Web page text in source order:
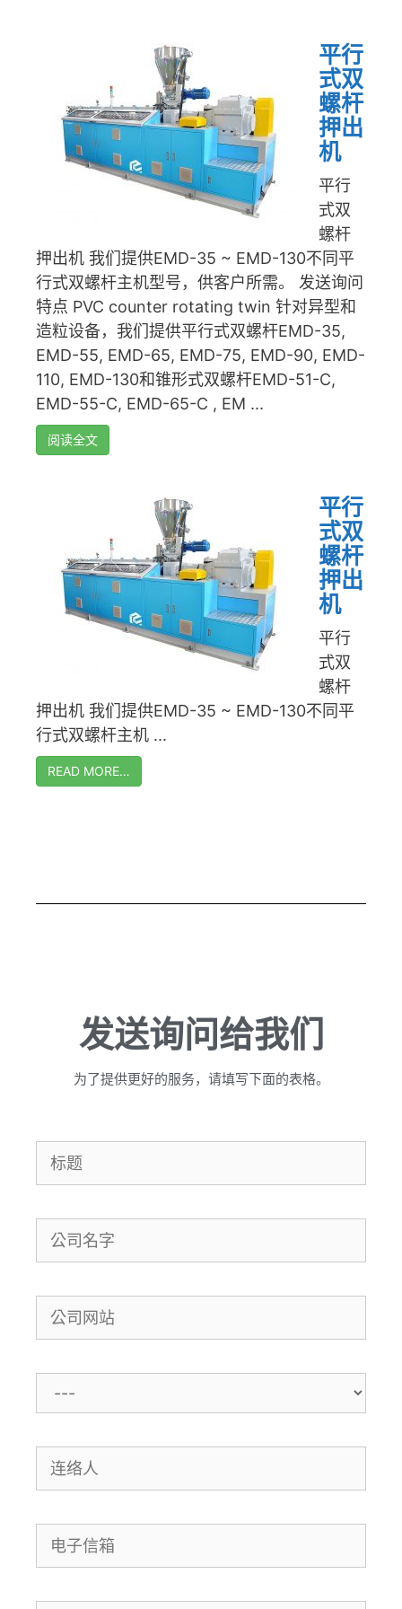
平行
式双
螺杆
押出
机
平行
式双
螺杆
押出机 我们提供EMD-35 ~ EMD-130不同平
行式双螺杆主机型号，供客户所需。 发送询问
特点 PVC counter rotating twin 针对异型和
造粒设备，我们提供平行式双螺杆EMD-35,
EMD-55, EMD-65, EMD-75, EMD-90, EMD-
110, EMD-130和锥形式双螺杆EMD-51-C,
EMD-55-C, EMD-65-C , EM ...
阅读全文
平行
式双
螺杆
押出
机
平行
式双
螺杆
押出机 我们提供EMD-35 ~ EMD-130不同平
行式双螺杆主机 ...
READ MORE…
发送询问给我们
为了提供更好的服务，请填写下面的表格。